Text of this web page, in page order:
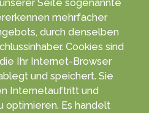
Seite so­genann­te
mehr­facher
durch den­selben
Cookies sind
Ihr Inter­net-Browser
und spei­chert. Sie
Inter­netauf­tritt und
opti­mie­ren. Es han­delt